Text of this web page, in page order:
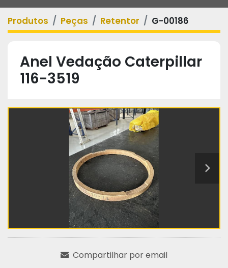
Produtos Peças Retentor G-00186
Anel Vedação Caterpillar
116-3519
Compartilhar por email